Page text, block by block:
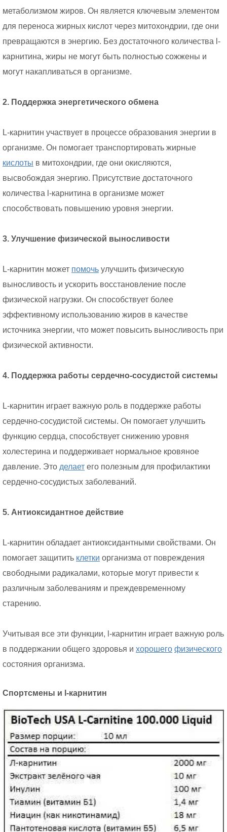
метаболизмом жиров. Он является ключевым элементом
для переноса жирных кислот через митохондрии, где они
превращаются в энергию. Без достаточного количества l-
карнитина, жиры не могут быть полностью сожжены и
могут накапливаться в организме.
2. Поддержка энергетического обмена
L-карнитин участвует в процессе образования энергии в
организме. Он помогает транспортировать жирные
кислоты в митохондрии, где они окисляются,
высвобождая энергию. Присутствие достаточного
количества l-карнитина в организме может
способствовать повышению уровня энергии.
3. Улучшение физической выносливости
L-карнитин может помочь улучшить физическую
выносливость и ускорить восстановление после
физической нагрузки. Он способствует более
эффективному использованию жиров в качестве
источника энергии, что может повысить выносливость при
физической активности.
4. Поддержка работы сердечно-сосудистой системы
L-карнитин играет важную роль в поддержке работы
сердечно-сосудистой системы. Он помогает улучшить
функцию сердца, способствует снижению уровня
холестерина и поддерживает нормальное кровяное
давление. Это делает его полезным для профилактики
сердечно-сосудистых заболеваний.
5. Антиоксидантное действие
L-карнитин обладает антиоксидантными свойствами. Он
помогает защитить клетки организма от повреждения
свободными радикалами, которые могут привести к
различным заболеваниям и преждевременному
старению.
Учитывая все эти функции, l-карнитин играет важную роль
в поддержании общего здоровья и хорошего физического
состояния организма.
Спортсмены и l-карнитин